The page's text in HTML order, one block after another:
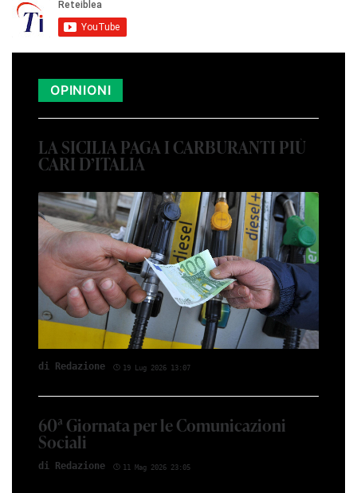
OPINIONI
LA SICILIA PAGA I CARBURANTI PIÙ
CARI D’ITALIA
di Red­azio­ne 19 Lug 2026 13:07
60ª Giornata per le Comunicazioni
Sociali
di Red­azio­ne 11 Mag 2026 23:05